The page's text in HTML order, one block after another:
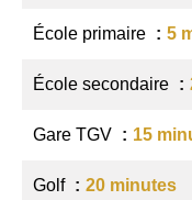
École primaire 5
École secondaire
Gare TGV 15
Golf 20 minutes